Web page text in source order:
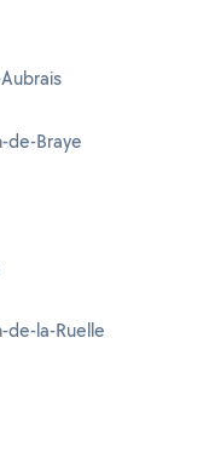
de-Braye
de-la-Ruelle